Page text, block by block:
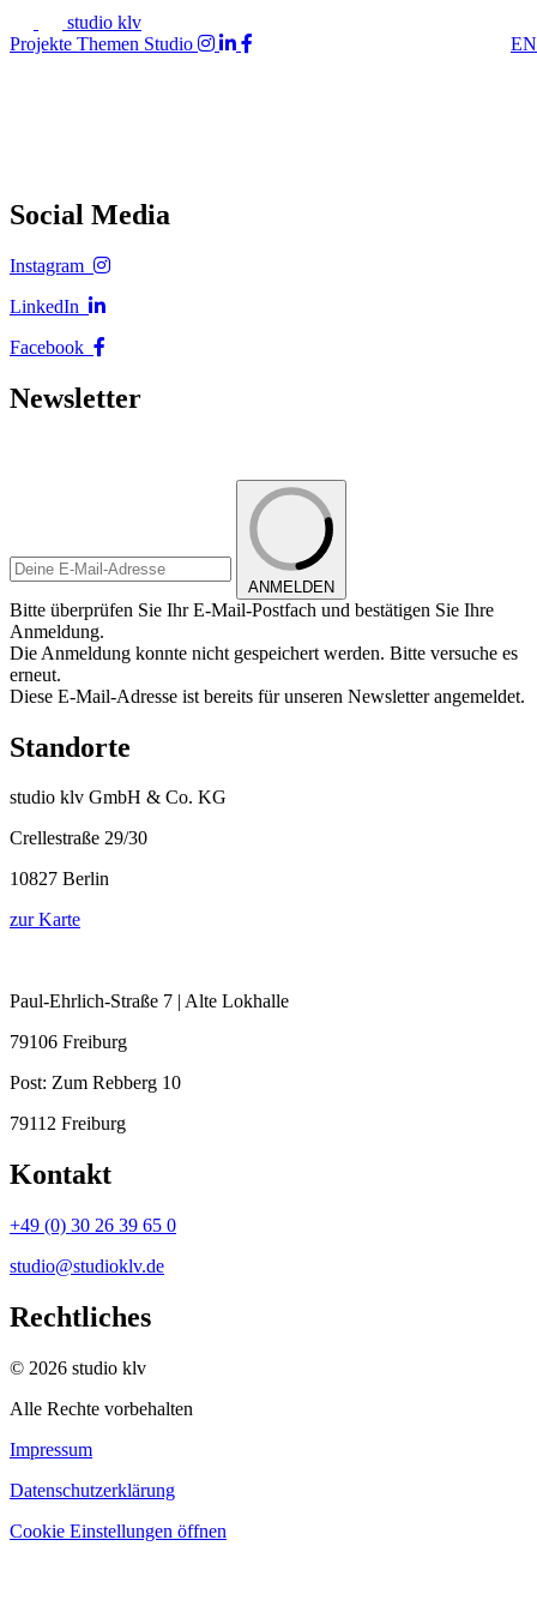
studio klv
Projekte Themen Studio EN
Social Media
Instagram
LinkedIn
Facebook
Newsletter
ANMELDEN
Bitte überprüfen Sie Ihr E-Mail-Postfach und bestätigen Sie Ihre
Anmeldung.
Die Anmeldung konnte nicht gespeichert werden. Bitte versuche es
erneut.
Diese E-Mail-Adresse ist bereits für unseren Newsletter angemeldet.
Standorte
studio klv GmbH & Co. KG
Crellestraße 29/30
10827 Berlin
zur Karte
Paul-Ehrlich-Straße 7 | Alte Lokhalle
79106 Freiburg
Post: Zum Rebberg 10
79112 Freiburg
Kontakt
+49 (0) 30 26 39 65 0
studio@studioklv.de
Rechtliches
© 2026 studio klv
Alle Rechte vorbehalten
Impressum
Datenschutzerklärung
Cookie Einstellungen öffnen